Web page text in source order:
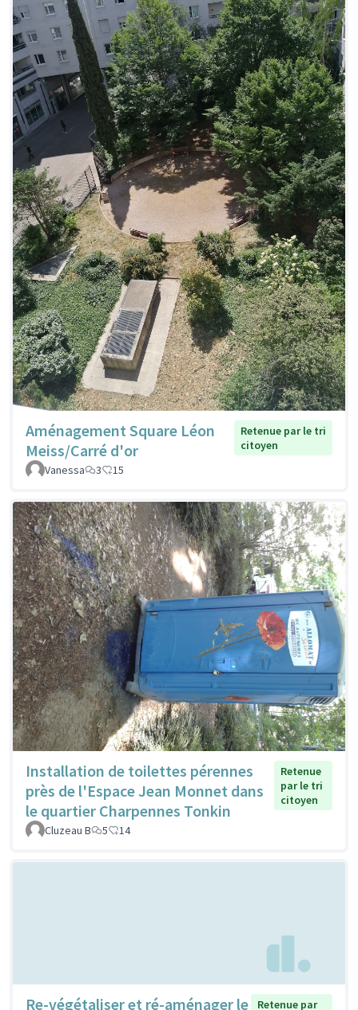
Aménagement Square Léon
Meiss/Carré d'or
Retenue par le tri
citoyen
Vanessa
3 15
Installation de toilettes pérennes
près de l'Espace Jean Monnet dans
le quartier Charpennes Tonkin
Retenue
par le tri
citoyen
Cluzeau B 5 14
Re-végétaliser et ré-aménager le Retenue par